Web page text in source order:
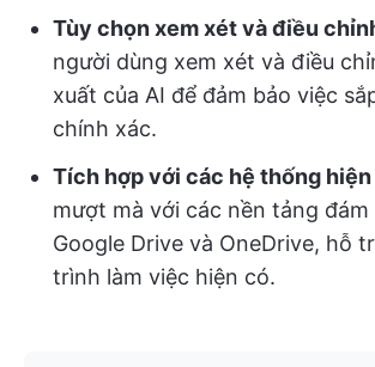
Tùy chọn xem xét và điều
người dùng xem xét và điều
xuất của AI để đảm bảo việc
chính xác.
Tích hợp với các hệ thống
mượt mà với các nền tảng
Google Drive và OneDrive, hỗ
trình làm việc hiện có.